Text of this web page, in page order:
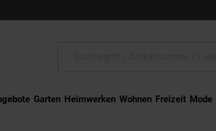
Garten Heimwerken Wohnen Freizeit Mode